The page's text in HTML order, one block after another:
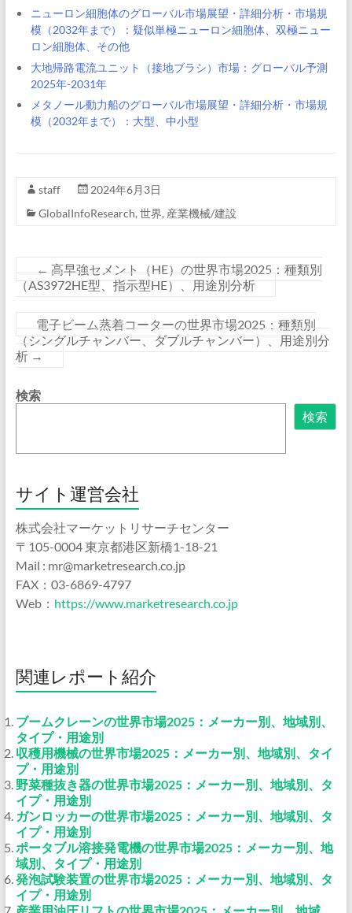
ニューロン細胞体のグローバル市場展望・詳細分析・市場規
模（2032年まで）：疑似単極ニューロン細胞体、双極ニュー
ロン細胞体、その他
大地帰路電流ユニット（接地ブラシ）市場：グローバル予測
2025年-2031年
メタノール動力船のグローバル市場展望・詳細分析・市場規
模（2032年まで）：大型、中小型
staff
2024年6月3日
GlobalInfoResearch, 世界, 産業機械/建設
← 高早強セメント（HE）の世界市場2025：種類別
（AS3972HE型、指示型HE）、用途別分析
電子ビーム蒸着コーターの世界市場2025：種類別
（シングルチャンバー、ダブルチャンバー）、用途別分
析 →
検索
検索
サイト運営会社
株式会社マーケットリサーチセンター
〒105-0004 東京都港区新橋1-18-21
Mail : mr@marketresearch.co.jp
FAX：03-6869-4797
Web： https://www.marketresearch.co.jp
関連レポート紹介
ブームクレーンの世界市場2025：メーカー別、地域別、
タイプ・用途別
収穫用機械の世界市場2025：メーカー別、地域別、タイ
プ・用途別
野菜種抜き器の世界市場2025：メーカー別、地域別、タ
イプ・用途別
ガンロッカーの世界市場2025：メーカー別、地域別、タ
イプ・用途別
ポータブル溶接発電機の世界市場2025：メーカー別、地
域別、タイプ・用途別
発泡試験装置の世界市場2025：メーカー別、地域別、タ
イプ・用途別